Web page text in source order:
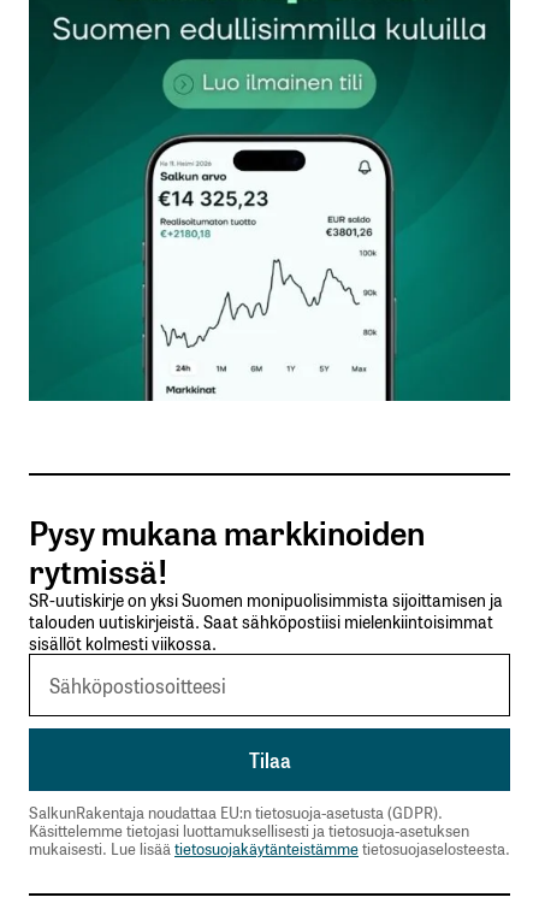
Sähköpostiosoitettasi ei julkaista.Pakolliset
kentät on merkitty*
Kommentti*
Nimesi tai nimimerkkisi
Sähköpostiosoitteesi
Tilaa SalkunRakentajan uutiskirje
Lähetä kommentti
Pysy mukana markkinoiden
rytmissä!
SR-uutiskirje on yksi Suomen monipuolisimmista sijoittamisen ja
talouden uutiskirjeistä. Saat sähköpostiisi mielenkiintoisimmat
sisällöt kolmesti viikossa.
SalkunRakentaja noudattaa EU:n tietosuoja-asetusta (GDPR).
Käsittelemme tietojasi luottamuksellisesti ja tietosuoja-asetuksen
mukaisesti. Lue lisäätietosuojakäytänteistämmetietosuojaselosteesta.